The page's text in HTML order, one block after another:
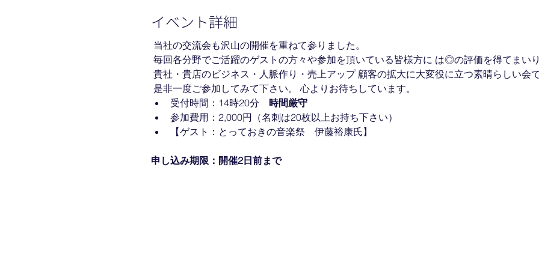
イベント詳細
当社の交流会も沢山の開催を重ねて参りました。
毎回各分野でご活躍のゲストの方々や参加を頂いている皆様方に は◎の評価を得てまいり
貴社・貴店のビジネス・人脈作り・売上アップ 顧客の拡大に大変役に立つ素晴らしい会で
是非一度ご参加してみて下さい。 心よりお待ちしています。
受付時間：14時20分 時間厳守
参加費用：2,000円（名刺は20枚以上お持ち下さい）
【ゲスト：とっておきの音楽祭　伊藤裕康氏】
申し込み期限：開催2日前まで